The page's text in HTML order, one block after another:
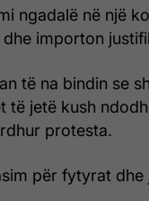
ngadalë në një
importon
të na bindin se
të jetë kush
protesta.
për fytyrat dhe